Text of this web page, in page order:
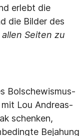
erlebt die
die Bilder des
Seiten zu
Bolschewismus-
Lou Andreas-
schenken,
Bejahung